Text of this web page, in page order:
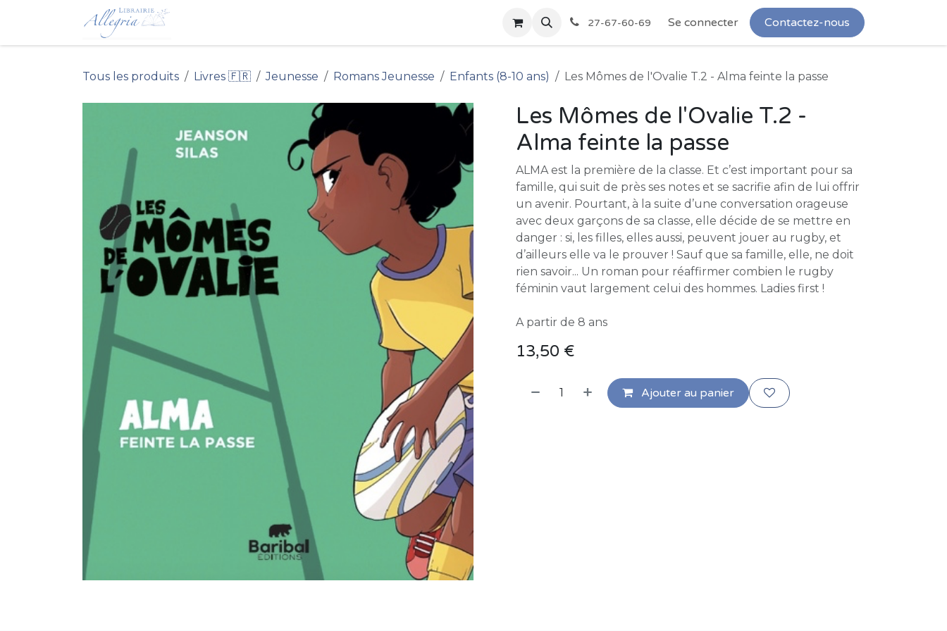
Se rendre au contenu
27-67-60-69 Se connecter Contactez-nous
Tous les produits Livres 🇫🇷 Jeunesse Romans Jeunesse Enfants (8-10 ans) Les Mômes de l'Ovalie T.2 - Alma feinte la passe
Les Mômes de l'Ovalie T.2 -
Alma feinte la passe
ALMA est la première de la classe. Et c’est important pour sa
famille, qui suit de près ses notes et se sacrifie afin de lui offrir
un avenir. Pourtant, à la suite d’une conversation orageuse
avec deux garçons de sa classe, elle décide de se mettre en
danger : si, les filles, elles aussi, peuvent jouer au rugby, et
d’ailleurs elle va le prouver ! Sauf que sa famille, elle, ne doit
rien savoir... Un roman pour réaffirmer combien le rugby
féminin vaut largement celui des hommes. Ladies first !
A partir de 8 ans
13,50 €
Ajouter au panier